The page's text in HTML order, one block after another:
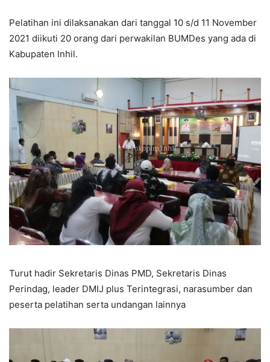
Pelatihan ini dilaksanakan dari tanggal 10 s/d 11 November
2021 diikuti 20 orang dari perwakilan BUMDes yang ada di
Kabupaten Inhil.
Turut hadir Sekretaris Dinas PMD, Sekretaris Dinas
Perindag, leader DMIJ plus Terintegrasi, narasumber dan
peserta pelatihan serta undangan lainnya